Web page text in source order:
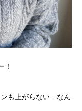
！
も上がらない…なん